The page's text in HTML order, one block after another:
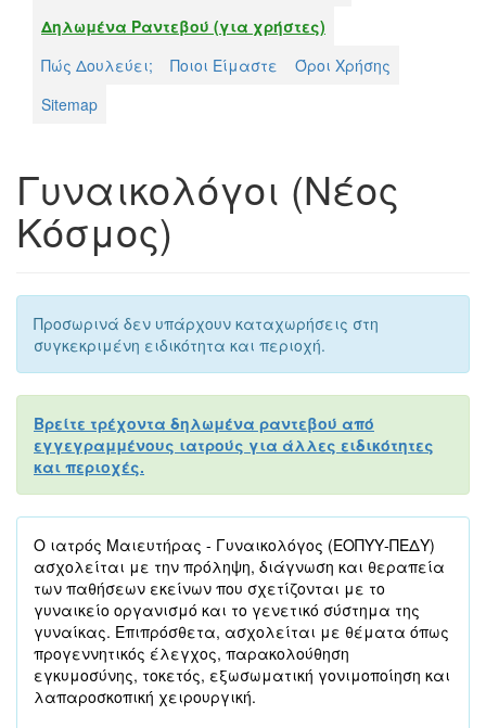
Δηλωμένα Ραντεβού (για χρήστες)
Πώς Δουλεύει;
Ποιοι Είμαστε
Όροι Χρήσης
Sitemap
Γυναικολόγοι (Νέος
Κόσμος)
Προσωρινά δεν υπάρχουν καταχωρήσεις στη
συγκεκριμένη ειδικότητα και περιοχή.
Βρείτε τρέχοντα δηλωμένα ραντεβού από
εγγεγραμμένους ιατρούς για άλλες ειδικότητες
και περιοχές.
Ο ιατρός Μαιευτήρας - Γυναικολόγος (ΕΟΠΥΥ-ΠΕΔΥ)
ασχολείται με την πρόληψη, διάγνωση και θεραπεία
των παθήσεων εκείνων που σχετίζονται με το
γυναικείο οργανισμό και το γενετικό σύστημα της
γυναίκας. Επιπρόσθετα, ασχολείται με θέματα όπως
προγεννητικός έλεγχος, παρακολούθηση
εγκυμοσύνης, τοκετός, εξωσωματική γονιμοποίηση και
λαπαροσκοπική χειρουργική.